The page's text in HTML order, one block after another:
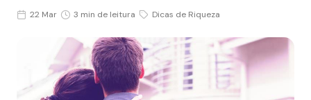
22 Mar 3 min de leitura Dicas de Riqueza